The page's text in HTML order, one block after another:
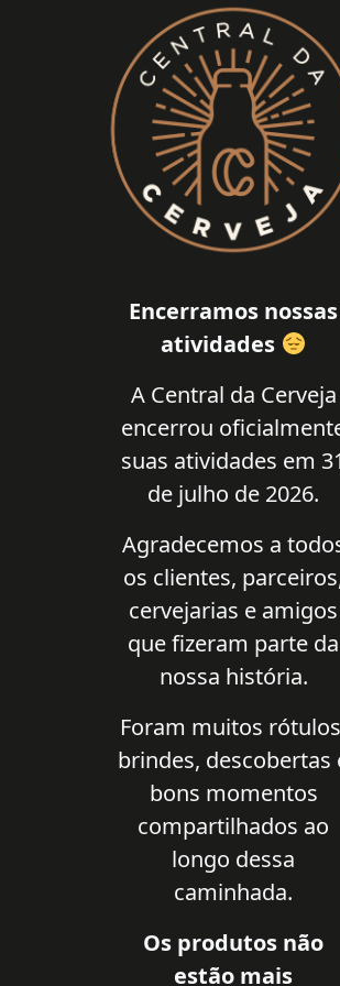
Encerramos nossas
atividades
A Central da Cerveja
encerrou
suas atividades em 31
de julho de 2026.
Agradecemos a
os clientes,
cervejarias e amigos
que fizeram parte da
nossa história.
Foram muitos
brindes, descobertas
bons momentos
compartilhados ao
longo dessa
caminhada.
Os produtos não
estão mais